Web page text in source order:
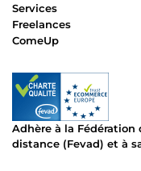
Services
Freelances
ComeUp
Adhère à la
distance (Fevad) et à